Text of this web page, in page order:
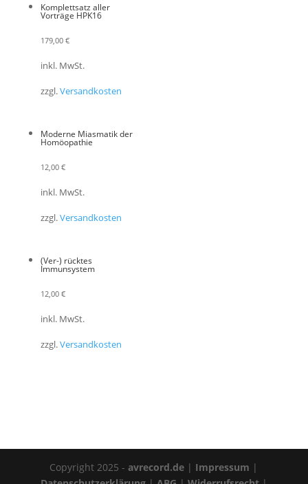
Komplettsatz aller
Vorträge HPK16
179,00 €
inkl. MwSt.
zzgl.Versandkosten
Moderne Miasmatik der
Homöopathie
12,00 €
inkl. MwSt.
zzgl.Versandkosten
(Ver-) rücktes
Immunsystem
12,00 €
inkl. MwSt.
zzgl.Versandkosten
Copyright 2025 -avrecord.de | Impressum |